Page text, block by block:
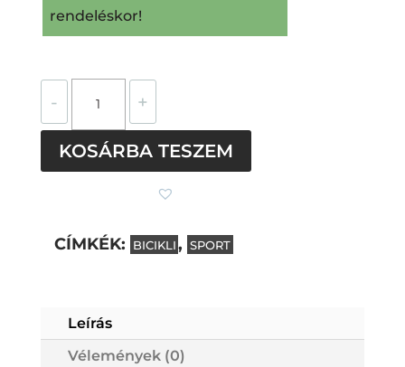
rendeléskor!
-
övcsat
+
KOSÁRBA TESZEM
CÍMKÉK: BICIKLI , SPORT
Leírás
Vélemények (0)